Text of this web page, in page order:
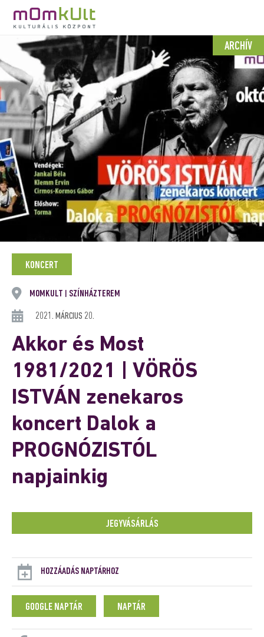
ARCHÍV
KONCERT
MOMKULT SZÍNHÁZTEREM
2021. MÁRCIUS 20.
Akkor és Most
1981/2021 | VÖRÖS
ISTVÁN zenekaros
koncert Dalok a
PROGNÓZISTÓL
napjainkig
JEGYVÁSÁRLÁS
HOZZÁADÁS NAPTÁRHOZ
GOOGLE NAPTÁR NAPTÁR